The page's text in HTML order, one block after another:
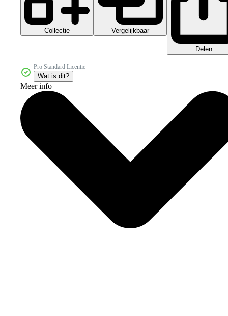
Collectie Vergelijkbaar
Delen
Pro Standard Licentie
Wat is dit?
Meer info